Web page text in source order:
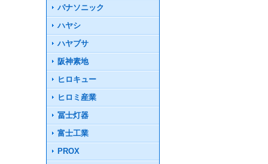
パナソニック
ハヤシ
ハヤブサ
阪神素地
ヒロキュー
ヒロミ産業
冨士灯器
富士工業
PROX